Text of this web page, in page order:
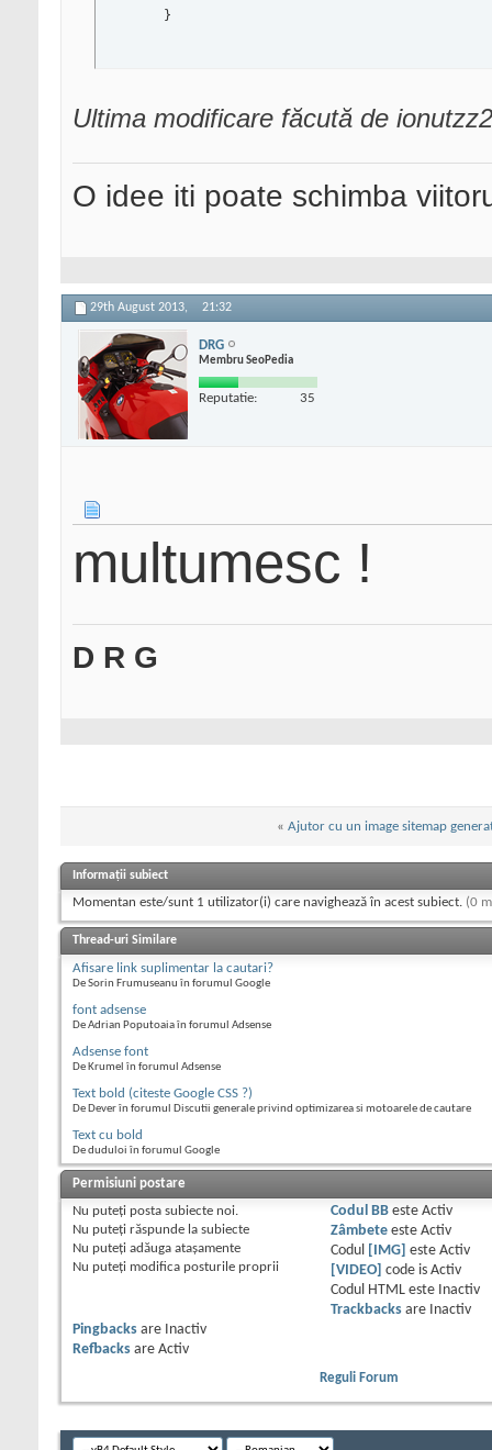
	}
Ultima modificare făcută de
O idee iti poate schimba
29th August 2013, 21:32
DRG
Membru SeoPedia
Reputatie: 35
multumesc !
D R G
« Ajutor cu un image sitemap
Informații subiect
Momentan este/sunt 1 utilizator(i) care navighează în acest subiect. (0
Thread-uri Similare
Afisare link suplimentar la cautari?
De Sorin Frumuseanu în forumul Google
font adsense
De Adrian Poputoaia în forumul Adsense
Adsense font
De Krumel în forumul Adsense
Text bold (citeste Google CSS ?)
De Dever în forumul Discutii generale privind optimizarea si motoarele de cautare
Text cu bold
De duduloi în forumul Google
Permisiuni postare
Nu puteţi posta subiecte noi.
Nu puteţi răspunde la subiecte
Nu puteţi adăuga ataşamente
Nu puteţi modifica posturile proprii
Codul BBeste Activ
Zâmbeteeste Activ
Codul
[IMG] este Activ
[VIDEO]
code is Activ
Codul HTML este
Inactiv
Trackbacksare
Inactiv
Pingbacks are
Inactiv
Refbacks are Activ
Reguli Forum